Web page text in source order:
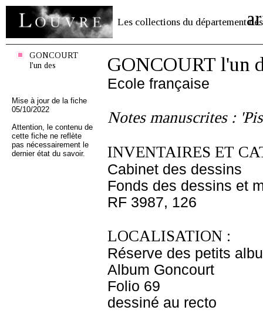
Les collections du département des
GONCOURT
l'un des
Mise à jour de la fiche
05/10/2022
Attention, le contenu de
cette fiche ne reflète
pas nécessairement le
dernier état du savoir.
GONCOURT l'un
Ecole française
Notes manuscrites :
INVENTAIRES ET
Cabinet des dessins
Fonds des dessins et
RF 3987, 126
LOCALISATION :
Réserve des petits
Album Goncourt
Folio 69
dessiné au recto